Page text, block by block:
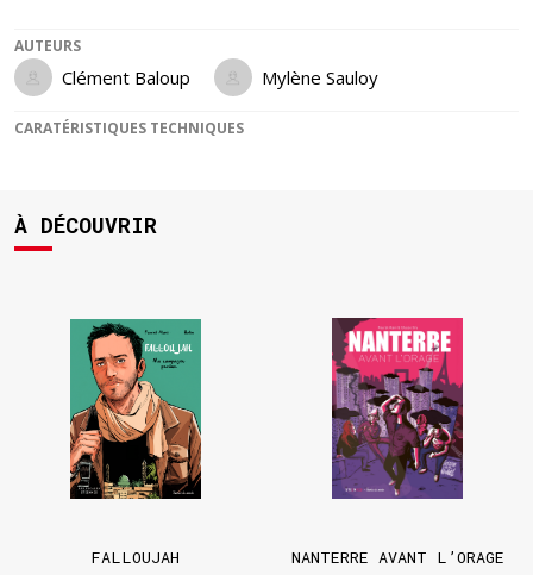
AUTEURS
Clément Baloup Mylène Sauloy
CARATÉRISTIQUES TECHNIQUES
À DÉCOUVRIR
FALLOUJAH NANTERRE AVANT L’ORAGE